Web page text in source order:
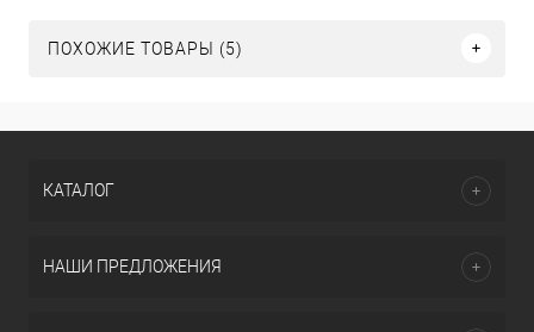
ПОХОЖИЕ ТОВАРЫ (5)
КАТАЛОГ
НАШИ ПРЕДЛОЖЕНИЯ